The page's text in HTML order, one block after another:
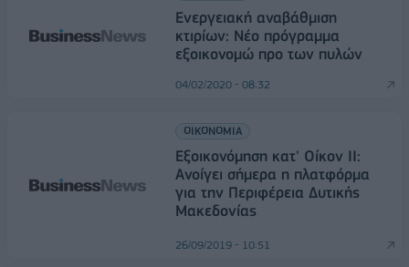
Ενεργειακή αναβάθμιση
κτιρίων: Νέο πρόγραμμα
εξοικονομώ προ των πυλών
04/02/2020 - 08:32
ΟΙΚΟΝΟΜΙΑ
Εξοικονόμηση κατ' Οίκον ΙΙ:
Ανοίγει σήμερα η πλατφόρμα
για την Περιφέρεια Δυτικής
Μακεδονίας
26/09/2019 - 10:51